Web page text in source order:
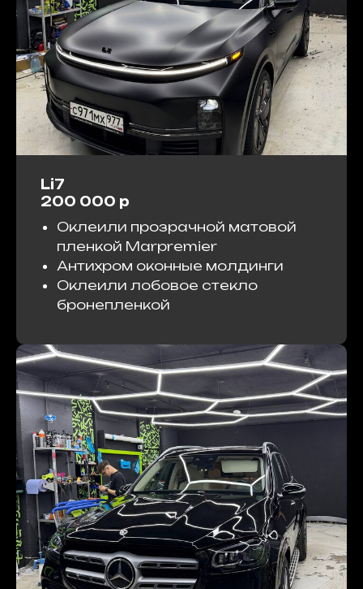
Li7
200 000 р
Оклеили прозрачной матовой
пленкой Marpremier
Антихром оконные молдинги
Оклеили лобовое стекло
бронепленкой